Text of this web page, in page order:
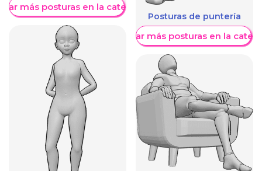
más posturas en la categoría
Posturas de puntería
Mostrar más posturas en la